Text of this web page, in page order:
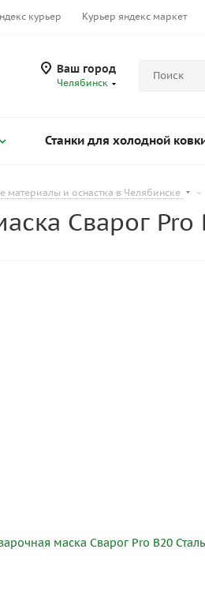
курьер Курьер яндекс маркет
Ваш город
Челябинск
Станки для холодной
материалы и оснастка в Челябинске -
Сварог